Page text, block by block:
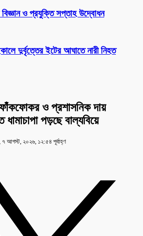
বিজ্ঞান ও প্রযুক্তি সপ্তাহ উদ্বোধন
দুর্বৃত্তের ইটের আঘাতে নারী নিহত
ও প্রশাসনিক দায়
পড়ছে বাল্যবিয়ে
৭ আগস্ট, ২০২৬, ১২:৫৪ পূর্বাহ্ণ